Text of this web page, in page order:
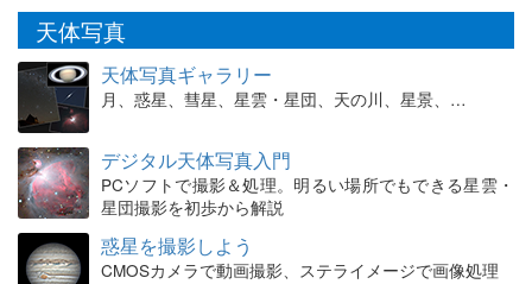
天体写真
天体写真ギャラリー
月、惑星、彗星、星雲・星団、天の川、星景、…
デジタル天体写真入門
PCソフトで撮影＆処理。明るい場所でもできる星雲・
星団撮影を初歩から解説
惑星を撮影しよう
CMOSカメラで動画撮影、ステライメージで画像処理